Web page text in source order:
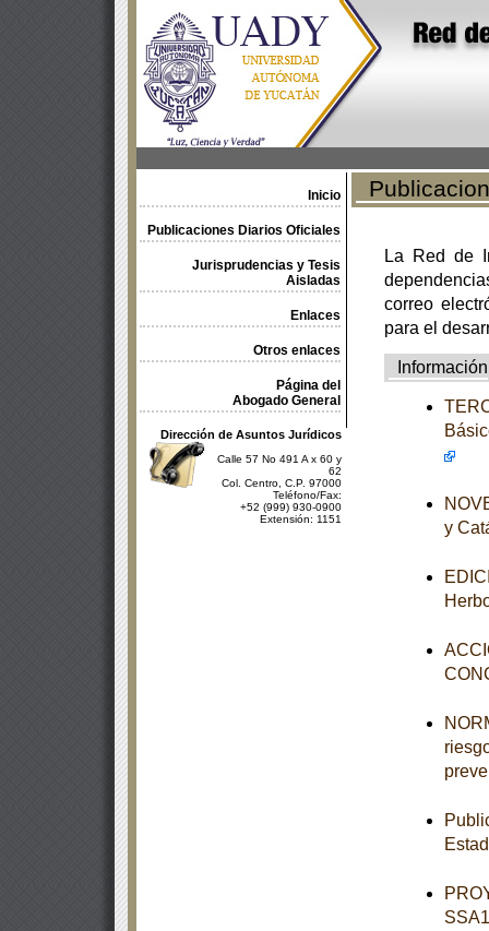
Inicio
Publicaciones Diarios Oficiales
Jurisprudencias y Tesis
Aisladas
Enlaces
Otros enlaces
Página del
Abogado General
Dirección de Asuntos Jurídicos
Calle 57 No 491 A x 60 y
62
Col. Centro, C.P. 97000
Teléfono/Fax:
+52 (999) 930-0900
Extensión: 1151
La Red de
correo
para el
Información
y